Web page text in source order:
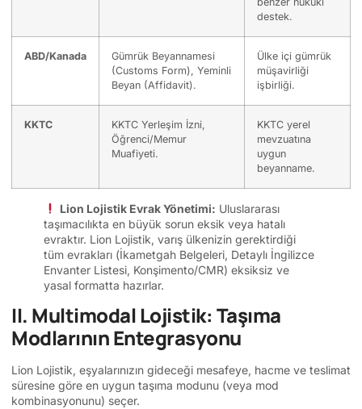
destek.
ABD/Kanada
Gümrük Beyannamesi
(Customs Form), Yeminli
Beyan (Affidavit).
Ülke içi gümrük
müşavirliği
işbirliği.
KKTC
KKTC Yerleşim İzni,
Öğrenci/Memur
Muafiyeti.
KKTC yerel
mevzuatına
uygun
beyanname.
Lion Lojistik Evrak Yönetimi: Uluslararası
taşımacılıkta en büyük sorun eksik veya hatalı
evraktır. Lion Lojistik, varış ülkenizin gerektirdiği
tüm evrakları (İkametgah Belgeleri, Detaylı İngilizce
Envanter Listesi, Konşimento/CMR) eksiksiz ve
yasal formatta hazırlar.
II. Multimodal Lojistik: Taşıma
Modlarının Entegrasyonu
Lion Lojistik, eşyalarınızın gideceği mesafeye, hacme ve teslimat
süresine göre en uygun taşıma modunu (veya mod
kombinasyonunu) seçer.